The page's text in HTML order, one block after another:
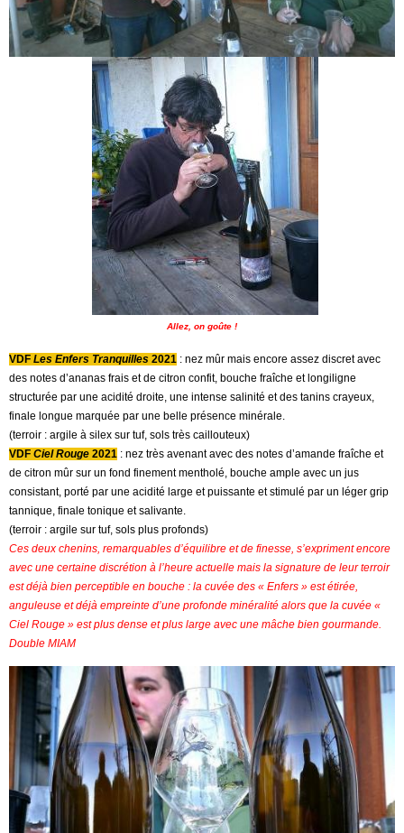
Allez, on goûte !
VDF Les Enfers Tranquilles 2021 : nez mûr mais encore assez discret avec
des notes d’ananas frais et de citron confit, bouche fraîche et longiligne
structurée par une acidité droite, une intense salinité et des tanins crayeux,
finale longue marquée par une belle présence minérale.
(terroir : argile à silex sur tuf, sols très caillouteux)
VDF Ciel Rouge 2021 : nez très avenant avec des notes d’amande fraîche et
de citron mûr sur un fond finement mentholé, bouche ample avec un jus
consistant, porté par une acidité large et puissante et stimulé par un léger grip
tannique, finale tonique et salivante.
(terroir : argile sur tuf, sols plus profonds)
Ces deux chenins, remarquables d’équilibre et de finesse, s’expriment encore
avec une certaine discrétion à l’heure actuelle mais la signature de leur terroir
est déjà bien perceptible en bouche : la cuvée des « Enfers » est étirée,
anguleuse et déjà empreinte d’une profonde minéralité alors que la cuvée «
Ciel Rouge » est plus dense et plus large avec une mâche bien gourmande.
Double MIAM